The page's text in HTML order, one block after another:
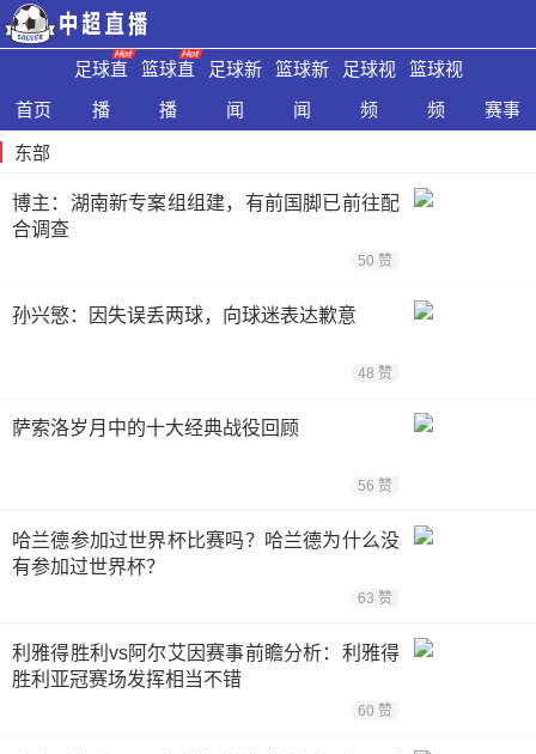
首页
足球直
播
篮球直
播
足球新
闻
篮球新
闻
足球视
频
篮球视
频
赛事
东部
博主：湖南新专案组组建，有前国脚已前往配
合调查
50 赞
孙兴慜：因失误丢两球，向球迷表达歉意
48 赞
萨索洛岁月中的十大经典战役回顾
56 赞
哈兰德参加过世界杯比赛吗？哈兰德为什么没
有参加过世界杯？
63 赞
利雅得胜利vs阿尔艾因赛事前瞻分析：利雅得
胜利亚冠赛场发挥相当不错
60 赞